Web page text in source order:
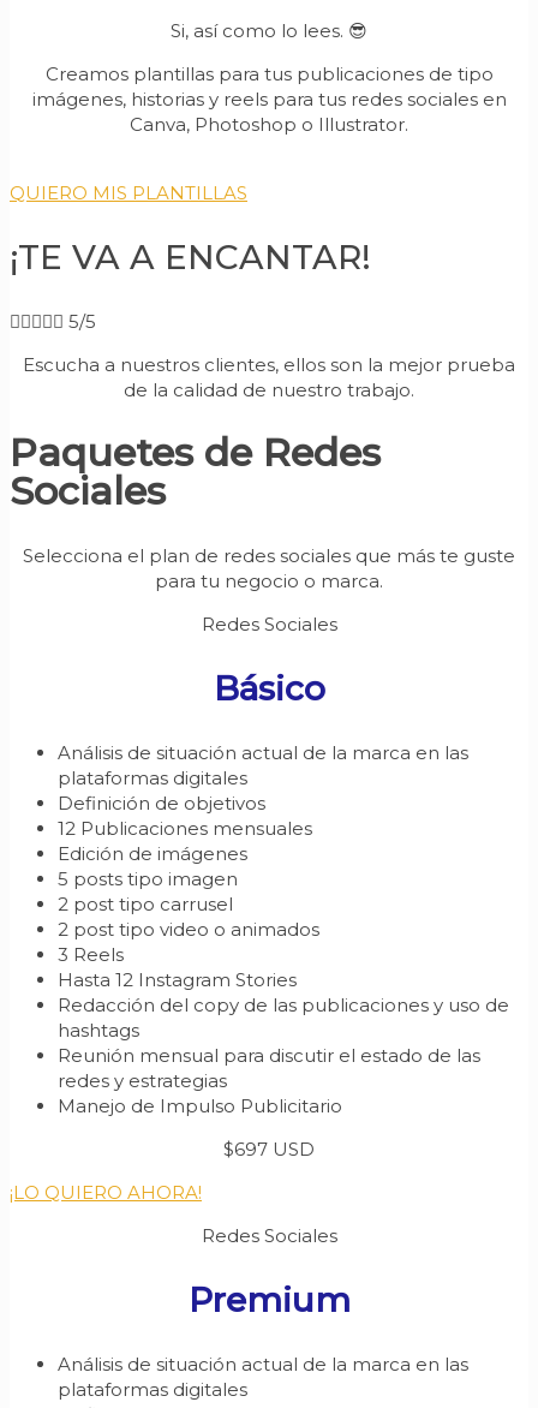
Si, así como lo lees. 😎
Creamos plantillas para tus publicaciones de tipo
imágenes, historias y reels para tus redes sociales en
Canva, Photoshop o Illustrator.
QUIERO MIS PLANTILLAS
¡TE VA A ENCANTAR!
 5/5
Escucha a nuestros clientes, ellos son la mejor prueba
de la calidad de nuestro trabajo.
Paquetes de Redes
Sociales
Selecciona el plan de redes sociales que más te guste
para tu negocio o marca.
Redes Sociales
Básico
Análisis de situación actual de la marca en las
plataformas digitales
Definición de objetivos
12 Publicaciones mensuales
Edición de imágenes
5 posts tipo imagen
2 post tipo carrusel
2 post tipo video o animados
3 Reels
Hasta 12 Instagram Stories
Redacción del copy de las publicaciones y uso de
hashtags
Reunión mensual para discutir el estado de las
redes y estrategias
Manejo de Impulso Publicitario
$697 USD
¡LO QUIERO AHORA!
Redes Sociales
Premium
Análisis de situación actual de la marca en las
plataformas digitales